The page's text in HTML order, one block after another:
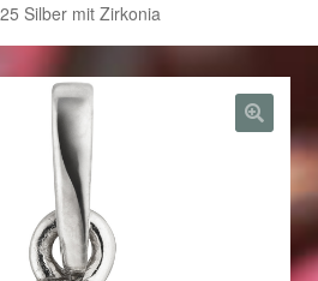
Silber mit Zirkonia